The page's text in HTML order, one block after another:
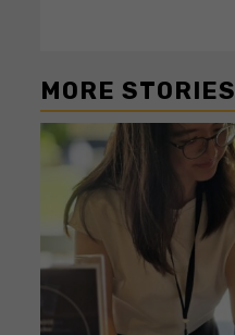
MORE STORIES